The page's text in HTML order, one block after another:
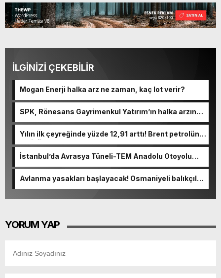
İLGİNİZİ ÇEKEBİLİR
Mogan Enerji halka arz ne zaman, kaç lot verir?
SPK, Rönesans Gayrimenkul Yatırım’ın halka arzına
izin verdi
Yılın ilk çeyreğinde yüzde 12,91 arttı! Brent petrolün
varil fiyatı: 87 dolar
İstanbul’da Avrasya Tüneli-TEM Anadolu Otoyolu
Avlanma yasakları başlayacak! Osmaniyeli balıkçılar
YORUM YAP